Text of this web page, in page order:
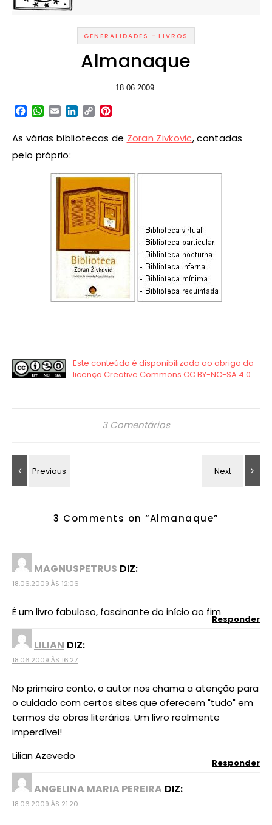
GENERALIDADES - LIVROS
Almanaque
18.06.2009
Facebook
WhatsApp
EmailLinkedIn
Copy
As várias bibliotecas de Zoran Zivkovic, contadas
pelo próprio:
3 Comentários
3 Comments on “Almanaque”
MAGNUSPETRUS DIZ:
18.06.2009 ÀS 12:06
É um livro fabuloso, fascinante do início ao fim
Responder
LILIAN DIZ:
18.06.2009 ÀS 16:27
No primeiro conto, o autor nos chama a atenção para
o cuidado com certos sites que oferecem "tudo" em
termos de obras literárias. Um livro realmente
imperdível!
Lilian Azevedo
Responder
ANGELINA MARIA PEREIRA DIZ:
18.06.2009 ÀS 21:20